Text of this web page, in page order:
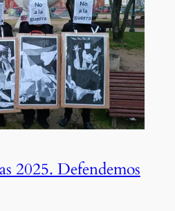
2025. Defendemos